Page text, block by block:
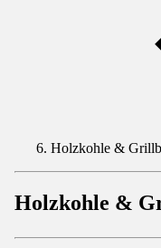
Holzkohle &
Holzkohle &